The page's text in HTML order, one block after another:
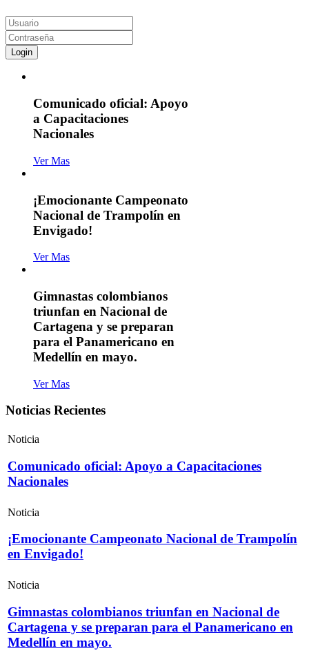
Login
Comunicado oficial: Apoyo
a Capacitaciones
Nacionales
Ver Mas
¡Emocionante Campeonato
Nacional de Trampolín en
Envigado!
Ver Mas
Gimnastas colombianos
triunfan en Nacional de
Cartagena y se preparan
para el Panamericano en
Medellín en mayo.
Ver Mas
Noticias Recientes
Noticia
Comunicado oficial: Apoyo a Capacitaciones
Nacionales
Noticia
¡Emocionante Campeonato Nacional de Trampolín
en Envigado!
Noticia
Gimnastas colombianos triunfan en Nacional de
Cartagena y se preparan para el Panamericano en
Medellín en mayo.